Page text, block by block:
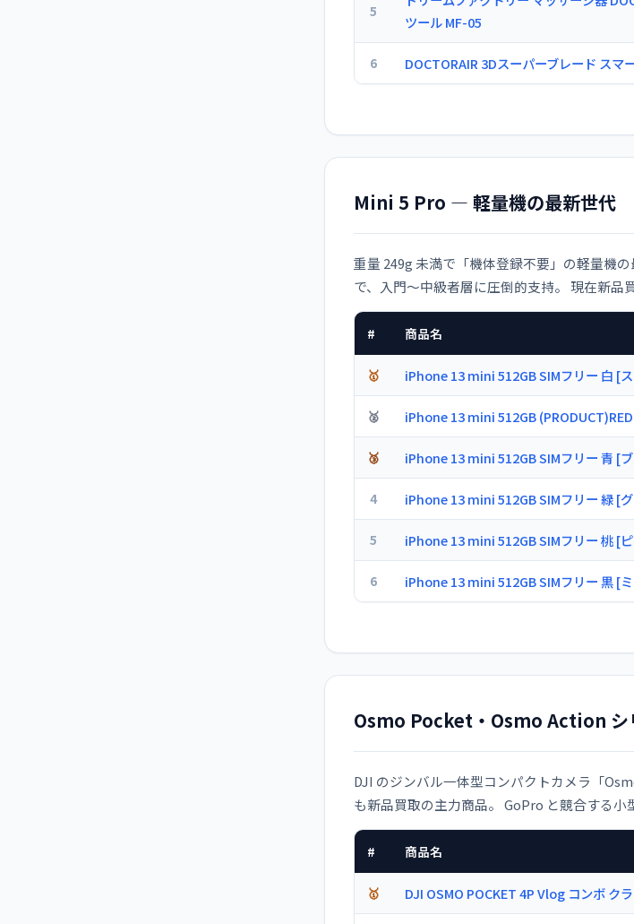
5
ツール MF-05
6 DOCTORAIR 3Dスーパーブレード スマ
Mini 5 Pro — 軽量機の最新世代
重量 249g 未満で「機体登録不要」の軽量機
で、入門〜中級者層に圧倒的支持。 現在新品
# 商品名
🥇 iPhone 13 mini 512GB SIMフリー 白 [
🥈 iPhone 13 mini 512GB
🥉 iPhone 13 mini 512GB SIMフリー 青 [
4 iPhone 13 mini 512GB SIMフリー 緑 [
5 iPhone 13 mini 512GB SIMフリー 桃 [
6 iPhone 13 mini 512GB SIMフリー 黒 [
Osmo Pocket・Osmo Action シ
DJI のジンバル一体型コンパクトカメラ「
も新品買取の主力商品。 GoPro と競合する小
# 商品名
🥇 DJI OSMO POCKET 4P Vlog コンボ ク